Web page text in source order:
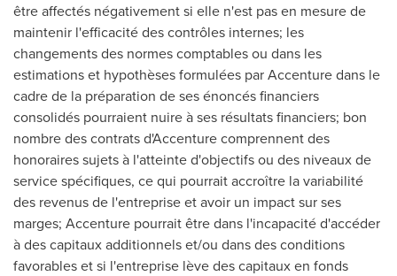
être affectés négativement si elle n'est pas en mesure de
maintenir l'efficacité des contrôles internes; les
changements des normes comptables ou dans les
estimations et hypothèses formulées par Accenture dans le
cadre de la préparation de ses énoncés financiers
consolidés pourraient nuire à ses résultats financiers; bon
nombre des contrats d'Accenture comprennent des
honoraires sujets à l'atteinte d'objectifs ou des niveaux de
service spécifiques, ce qui pourrait accroître la variabilité
des revenus de l'entreprise et avoir un impact sur ses
marges; Accenture pourrait être dans l'incapacité d'accéder
à des capitaux additionnels et/ou dans des conditions
favorables et si l'entreprise lève des capitaux en fonds